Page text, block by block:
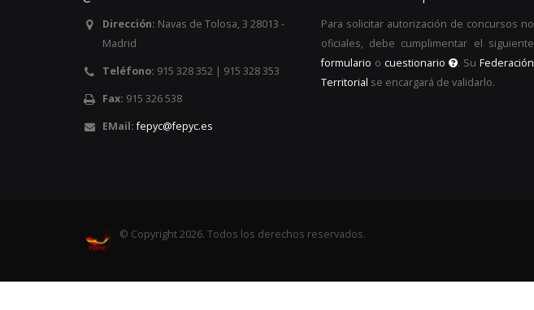
Dirección: Navas de Tolosa, 3 28013 -
Madrid
Teléfono: 915 328 352 | 915 328 353
Fax: 915 326 538
EMail: fepyc@fepyc.es
Para solicitar autorización de concursos no
oficiales, debe cumplimentar el siguiente
formulario o cuestionario . SuFederación
Territorial se encargará de validarlo.
© Copyright 2026. Todos los derechos reservados.